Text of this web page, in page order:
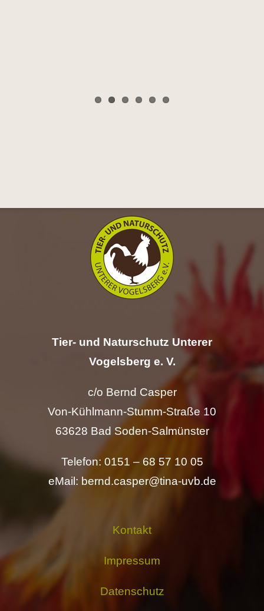
Tier- und Naturschutz Unterer
Vogelsberg e. V.
c/o Bernd Casper
Von-Kühlmann-Stumm-Straße 10
63628 Bad Soden-Salmünster
Telefon: 0151 – 68 57 10 05
eMail: bernd.casper@tina-uvb.de
Kontakt
Impressum
Datenschutz